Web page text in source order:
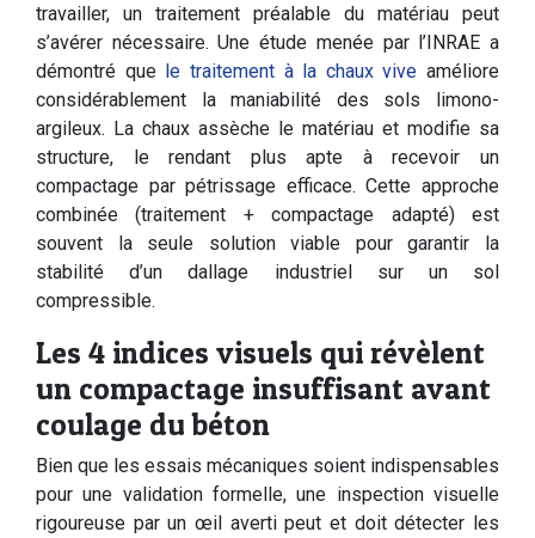
travailler, un traitement préalable du matériau peut
s’avérer nécessaire. Une étude menée par l’INRAE a
démontré que le traitement à la chaux vive améliore
considérablement la maniabilité des sols limono-
argileux. La chaux assèche le matériau et modifie sa
structure, le rendant plus apte à recevoir un
compactage par pétrissage efficace. Cette approche
combinée (traitement + compactage adapté) est
souvent la seule solution viable pour garantir la
stabilité d’un dallage industriel sur un sol
compressible.
Les 4 indices visuels qui révèlent
un compactage insuffisant avant
coulage du béton
Bien que les essais mécaniques soient indispensables
pour une validation formelle, une inspection visuelle
rigoureuse par un œil averti peut et doit détecter les